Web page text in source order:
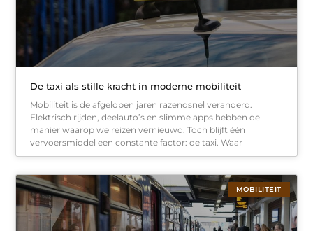
De taxi als stille kracht in moderne mobiliteit
Mobiliteit is de afgelopen jaren razendsnel veranderd.
Elektrisch rijden, deelauto’s en slimme apps hebben de
manier waarop we reizen vernieuwd. Toch blijft één
vervoersmiddel een constante factor: de taxi. Waar
MOBILITEIT